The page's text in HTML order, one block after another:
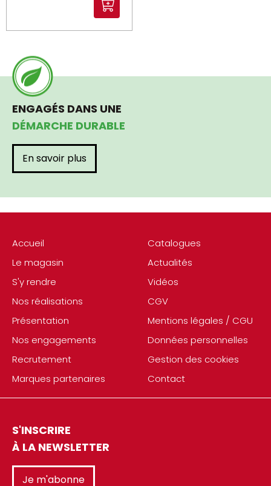
Accueil
Le magasin
S'y rendre
Nos réalisations
Présentation
Nos engagements
Recrutement
Marques partenaires
Catalogues
Actualités
Vidéos
CGV
Mentions légales / CGU
Données personnelles
Gestion des cookies
Contact
S'INSCRIRE
À LA NEWSLETTER
Je m'abonne
ENGAGÉS DANS UNE
DÉMARCHE DURABLE
En savoir plus